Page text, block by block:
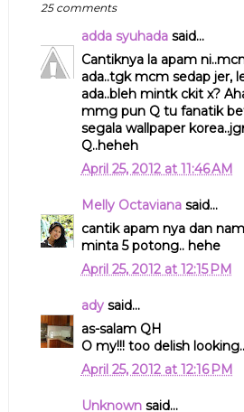
25 comments
adda syuhadasaid...
Cantiknya la apam
ada..tgk mcm sedap jer,
ada..bleh mintk ckit x?
mmg pun Q tu fanatik
segala wallpaper
Q..heheh
April 25, 2012 at 11:46 AM
Melly Octavianasaid...
cantik apam nya dan
minta 5 potong.. hehe
April 25, 2012 at 12:15 PM
adysaid...
as-salam QH
O my!!! too delish
April 25, 2012 at 12:16 PM
Unknownsaid...